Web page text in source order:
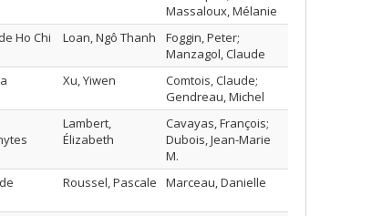
Massaloux, Mélanie
Ho Chi
Loan, Ngô Thanh
Foggin, Peter;
Manzagol, Claude
Xu, Yiwen
Comtois, Claude;
Gendreau, Michel
Lambert,
Élizabeth
Cavayas, François;
Dubois, Jean-Marie
M.
Roussel, Pascale Marceau, Danielle